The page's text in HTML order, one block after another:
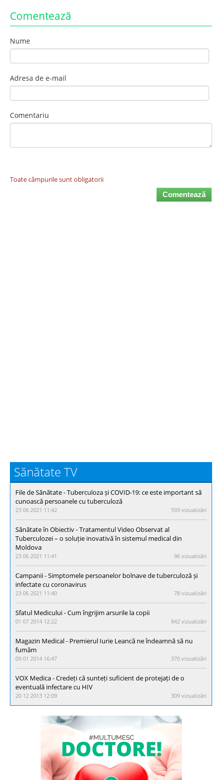
Comentează
Nume
Adresa de e-mail
Comentariu
Toate câmpurile sunt obligatorii
Comentează
Sănătate TV
File de Sănătate - Тuberculoza și COVID-19: ce este important să
cunoască persoanele cu tuberculoză
23 06 2021 11:42 593 vizualizări
Sănătate în Obiectiv - Tratamentul Video Observat al
Tuberculozei – o soluție inovativă în sistemul medical din
Moldova
23 06 2021 11:41 96 vizualizări
Campanii - Simptomele persoanelor bolnave de tuberculoză și
infectate cu coronavirus
23 06 2021 11:40 78 vizualizări
Sfatul Medicului - Cum îngrijim arsurile la copii
01 07 2014 12:22 842 vizualizări
Magazin Medical - Premierul Iurie Leancă ne îndeamnă să nu
fumăm
09 01 2014 16:47 370 vizualizări
VOX Medica - Credeți că sunteți suficient de protejați de o
eventuală infectare cu HIV
20 12 2013 12:09 309 vizualizări